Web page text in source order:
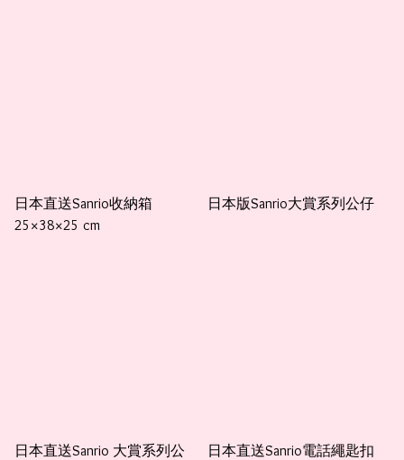
日本直送Sanrio收納箱
25×38×25 cm
日本版Sanrio大賞系列公仔
日本直送Sanrio 大賞系列公
日本直送Sanrio電話繩匙扣